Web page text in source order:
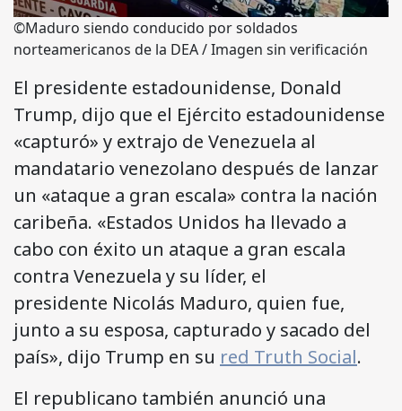
©Maduro siendo conducido por soldados
norteamericanos de la DEA / Imagen sin verificación
El presidente estadounidense, Donald
Trump, dijo que el Ejército estadounidense
«capturó» y extrajo de Venezuela al
mandatario venezolano después de lanzar
un «ataque a gran escala» contra la nación
caribeña. «Estados Unidos ha llevado a
cabo con éxito un ataque a gran escala
contra Venezuela y su líder, el
presidente Nicolás Maduro, quien fue,
junto a su esposa, capturado y sacado del
país», dijo Trump en su red Truth Social.
El republicano también anunció una